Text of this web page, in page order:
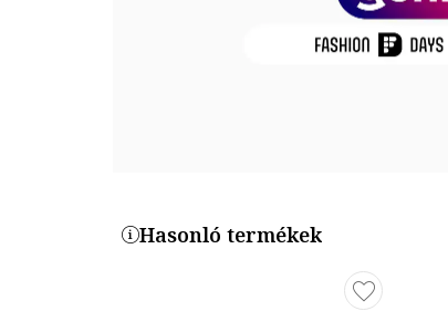
Infaillible More Than Concealerkétféleképpen
sötét karikák elfedéséért, vagy
egyetlen mozdulattal. Erős fedésének
Hasonló termékek